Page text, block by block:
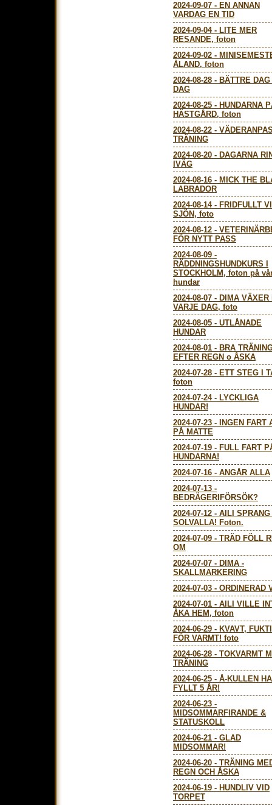
2024-09-07 - EN ANNAN
VARDAG EN TID
2024-09-04- LITE MER
RESANDE, foton
2024-09-02 -
ÅLAND, foton
2024-08-28 - BÄTTRE
DAG
2024-08-25 - HUNDARNA
HÄSTGÅRD, foton
2024-08-22 -
TRÄNING
2024-08-20 - DAGARNA
IVÄG
2024-08-16 - MICK THE
LABRADOR
2024-08-14- FRIDFULLT
SJÖN, foto
2024-08-12 -
FÖR NYTT PASS
2024-08-09 -
RÄDDNINGSHUNDKURS I
STOCKHOLM, foton på
hundar
2024-08-07 - DIMA VÄXER
VARJE DAG, foto
2024-08-05 - UTLÅNADE
HUNDAR
2024-08-01 - BRA
EFTER REGN o ÅSKA
2024-07-28 - ETT STEG I
foton
2024-07-24- LYCKLIGA
HUNDAR!
2024-07-23 -
INGEN FART
PÅ MATTE
2024-07-19 - FULL FART
HUNDARNA!
2024-07-16 - ANGÅR ALLA
2024-07-13 -
BEDRÄGERIFÖRSÖK?
2024-07-12 - AILI SPRANG
SOLVALLA! Foton.
2024-07-09 - TRÄD FÖLL
OM
2024-07-07 - DIMA -
SKALLMARKERING
2024-07-03 - ORDINERAD
2024-07-01 - AILI VILLE
ÅKA HEM, foton
2024-06-29 - KVAVT,
FÖR VARMT! foto
2024-06-28 - TOKVARMT
TRÄNING
2024-06-25 - Å-KULLEN
FYLLT 5 ÅR!
2024-06-23 -
MIDSOMMARFIRANDE &
STATUSKOLL
2024-06-21 - GLAD
MIDSOMMAR!
2024-06-20 - TRÄNING
REGN OCH ÅSKA
2024-06-19 - HUNDLIV VID
TORPET